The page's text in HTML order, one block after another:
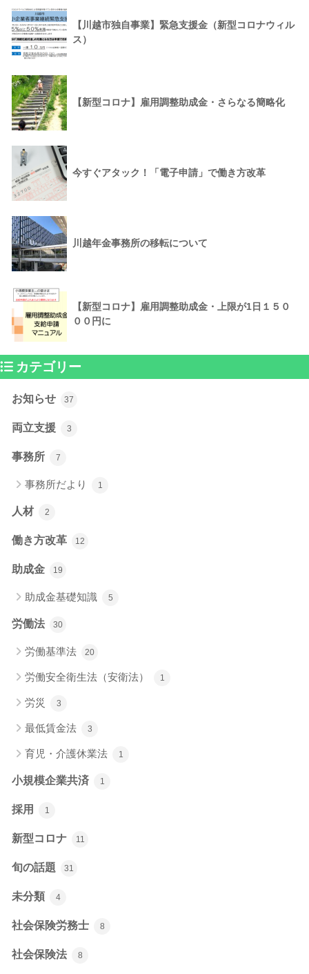
【川越市独自事業】緊急支援金（新型コロナウィル
ス）
【新型コロナ】雇用調整助成金・さらなる簡略化
今すぐアタック！「電子申請」で働き方改革
川越年金事務所の移転について
【新型コロナ】雇用調整助成金・上限が1日１５０
００円に
カテゴリー
お知らせ 37
両立支援 3
事務所 7
事務所だより 1
人材 2
働き方改革 12
助成金 19
助成金基礎知識 5
労働法 30
労働基準法 20
労働安全衛生法（安衛法） 1
労災 3
最低賃金法 3
育児・介護休業法 1
小規模企業共済 1
採用 1
新型コロナ 11
旬の話題 31
未分類 4
社会保険労務士 8
社会保険法 8